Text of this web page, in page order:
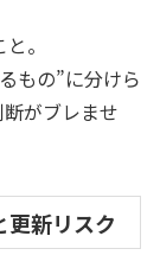
。
もの”に分けら
がブレませ
更新リスク